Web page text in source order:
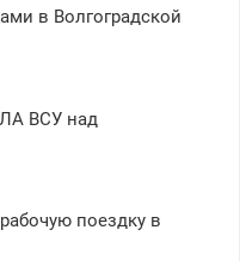
в Волгоградской
ВСУ над
поездку в